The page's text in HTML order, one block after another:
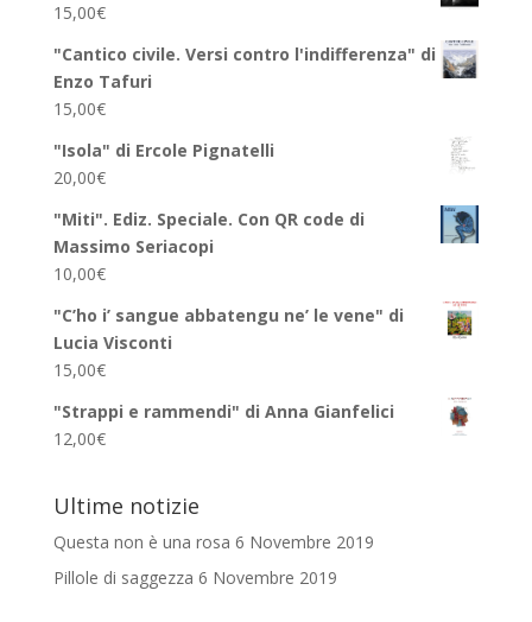
15,00€
"Cantico civile. Versi contro l'indifferenza" di
Enzo Tafuri
15,00€
"Isola" di Ercole Pignatelli
20,00€
"Miti". Ediz. Speciale. Con QR code di
Massimo Seriacopi
10,00€
"C’ho i’ sangue abbatengu ne’ le vene" di
Lucia Visconti
15,00€
"Strappi e rammendi" di Anna Gianfelici
12,00€
Ultime notizie
Questa non è una rosa 6 Novembre 2019
Pillole di saggezza 6 Novembre 2019